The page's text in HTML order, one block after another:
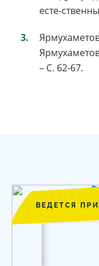
есте-
– С. 62-67.
ВЕДЕТСЯ